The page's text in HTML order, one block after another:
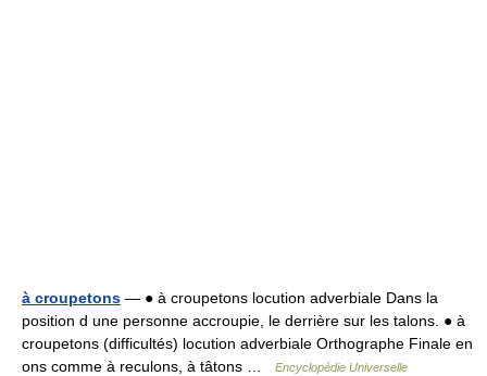
à croupetons — ● à croupetons locution adverbiale Dans la
position d une personne accroupie, le derrière sur les talons. ● à
croupetons (difficultés) locution adverbiale Orthographe Finale en
ons comme à reculons, à tâtons …
Encyclopédie Universelle